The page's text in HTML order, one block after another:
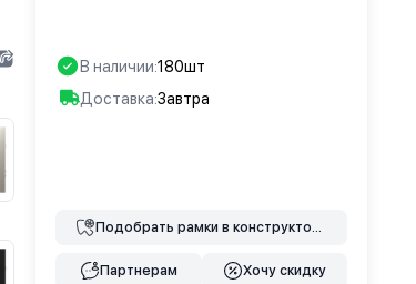
В наличии:180шт
Доставка:Завтра
Подобрать рамки в конструкторе
Партнерам Хочу скидку